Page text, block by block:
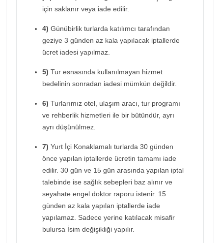
için saklanır veya iade edilir.
4) Günübirlik turlarda katılımcı tarafından
geziye 3 günden az kala yapılacak iptallerde
ücret iadesi yapılmaz.
5) Tur esnasında kullanılmayan hizmet
bedelinin sonradan iadesi mümkün değildir.
6) Turlarımız otel, ulaşım aracı, tur programı
ve rehberlik hizmetleri ile bir bütündür, ayrı
ayrı düşünülmez.
7) Yurt İçi Konaklamalı turlarda 30 günden
önce yapılan iptallerde ücretin tamamı iade
edilir. 30 gün ve 15 gün arasında yapılan iptal
talebinde ise sağlık sebepleri baz alınır ve
seyahate engel doktor raporu istenir. 15
günden az kala yapılan iptallerde iade
yapılamaz. Sadece yerine katılacak misafir
bulursa İsim değişikliği yapılır.